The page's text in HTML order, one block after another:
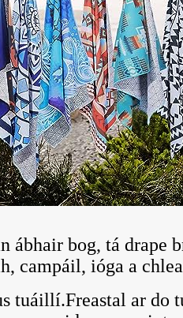
bog, tá drape
campáil, ióga a
tuáillí.Freastal ar